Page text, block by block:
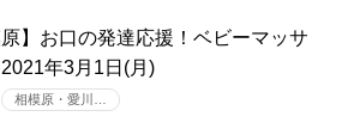
原】お口の発達応援！ベビーマッサ
年3月1日(月)
相模原・愛川…